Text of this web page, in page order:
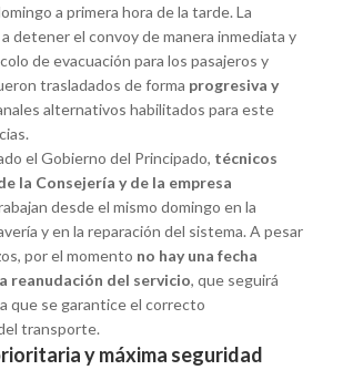
a primera hora de la tarde. La
detener el convoy de manera inmediata y
de evacuación para los pasajeros y
trasladados de forma progresiva y
alternativos habilitados para este
el Gobierno del Principado, técnicos
la Consejería y de la empresa
desde el mismo domingo en la
y en la reparación del sistema. A pesar
por el momento no hay una fecha
reanudación del servicio, que seguirá
que se garantice el correcto
transporte.
y máxima seguridad